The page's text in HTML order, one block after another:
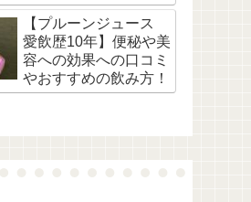
【プルーンジュース
愛飲歴10年】便秘や美
容への効果への口コミ
やおすすめの飲み方！